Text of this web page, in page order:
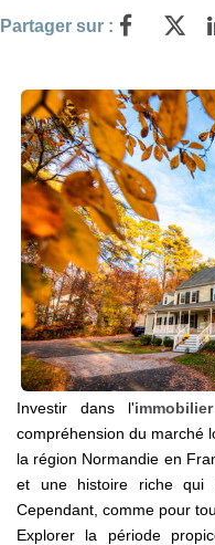
Partager sur :
Investir dans l'
compréhension du marché
la région Normandie en
et une histoire riche qui
Cependant, comme pour
Explorer la période